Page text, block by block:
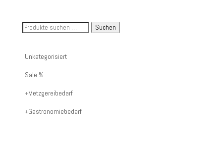
Suche
Artikelnummer
oder
Suchen
Unkategorisiert
Sale %
Metzgereibedarf
Gastronomiebedarf